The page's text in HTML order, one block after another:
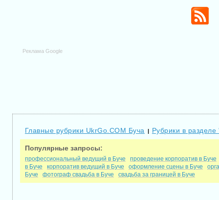
Реклама Google
Главные рубрики UkrGo.COM Буча | Рубрики в разделе
Популярные запросы:
профессиональный ведущий в Буче
проведение корпоратив в Буче
в Буче
корпоратив ведущий в Буче оформление сцены в Буче
Буче
фотограф свадьба в Буче свадьба за границей в Буче